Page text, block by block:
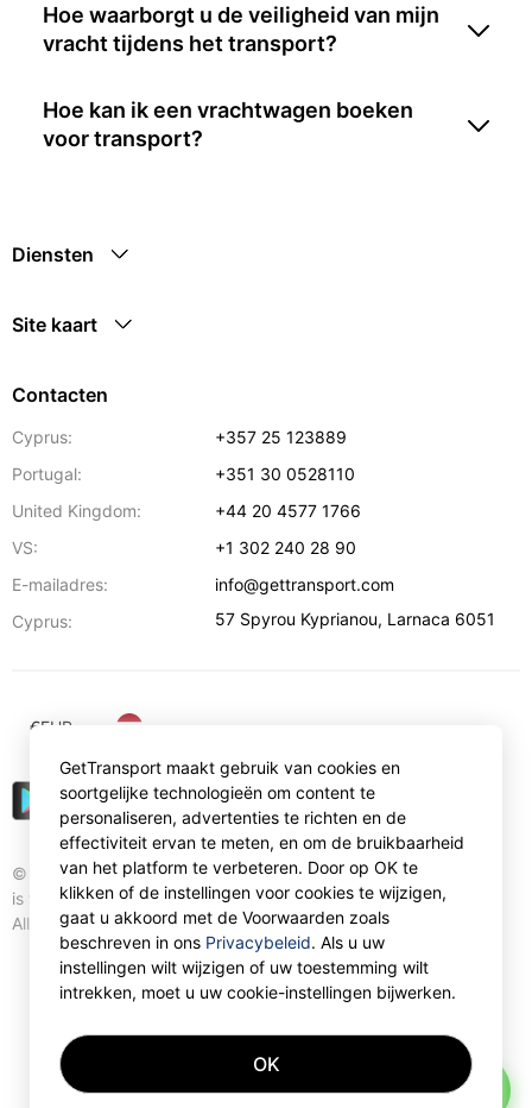
Hoe waarborgt u de veiligheid van mijn
vracht tijdens het transport?
Hoe kan ik een vrachtwagen boeken
voor transport?
Diensten
Site kaart
Contacten
Cyprus:
+357 25 123889
Portugal:
+351 30 0528110
United Kingdom:
+44 20 4577 1766
VS:
+1 302 240 28 90
E-mailadres:
info@gettransport.com
Cyprus:
57 Spyrou Kyprianou, Larnaca 6051
© Gettransport International Limited. GetTransport®
is trademark of Gettransport International Limited.
All rights reserved.
€EUR
GetTransport maakt gebruik van cookies en
soortgelijke technologieën om content te
personaliseren, advertenties te richten en de
effectiviteit ervan te meten, en om de bruikbaarheid
van het platform te verbeteren. Door op OK te
klikken of de instellingen voor cookies te wijzigen,
gaat u akkoord met de Voorwaarden zoals
beschreven in ons Privacybeleid. Als u uw
instellingen wilt wijzigen of uw toestemming wilt
intrekken, moet u uw cookie-instellingen bijwerken.
OK
AI